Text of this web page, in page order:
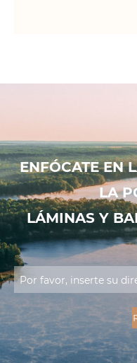
ENFÓCATE EN
LA
LÁMINAS Y